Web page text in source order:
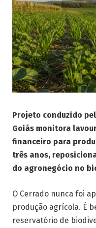
Projeto conduzido
Goiás monitora
financeiro para
três anos,
do agronegócio no
O Cerrado nunca foi
produção agrícola. É
reservatório de